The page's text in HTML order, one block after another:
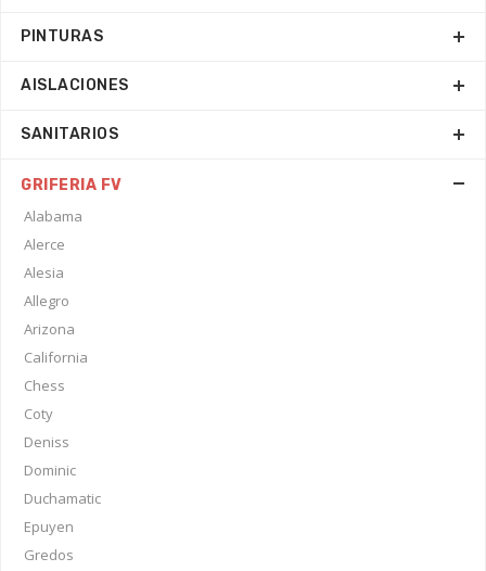
PINTURAS
AISLACIONES
SANITARIOS
GRIFERIA FV
Alabama
Alerce
Alesia
Allegro
Arizona
California
Chess
Coty
Deniss
Dominic
Duchamatic
Epuyen
Gredos